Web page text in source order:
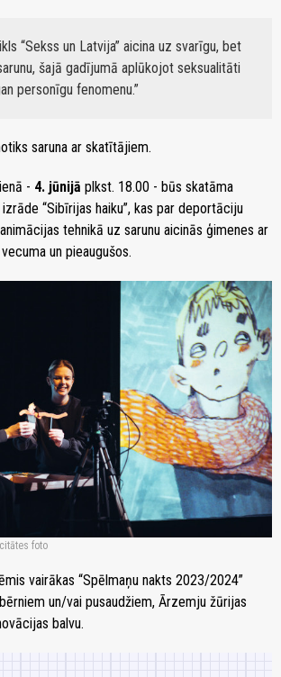
“Sekss un Latvija” aicina uz svarīgu, bet
šajā gadījumā aplūkojot seksualitāti
personīgu fenomenu.
saruna ar skatītājiem.
- 4. jūnijā plkst. 18.00 - būs skatāma
“Sibīrijas haiku”, kas par deportāciju
tehnikā uz sarunu aicinās ģimenes ar
un pieaugušos.
foto
vairākas “Spēlmaņu nakts 2023/2024”
un/vai pusaudžiem, Ārzemju žūrijas
balvu.